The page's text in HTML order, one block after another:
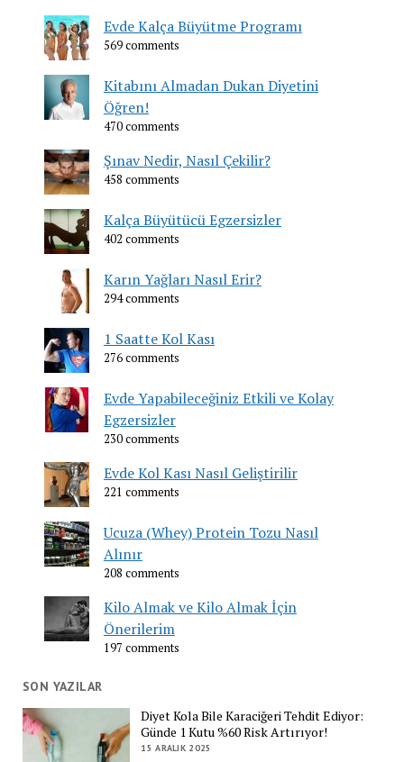
Evde Kalça Büyütme Programı
569 comments
Kitabını Almadan Dukan Diyetini
Öğren!
470 comments
Şınav Nedir, Nasıl Çekilir?
458 comments
Kalça Büyütücü Egzersizler
402 comments
Karın Yağları Nasıl Erir?
294 comments
1 Saatte Kol Kası
276 comments
Evde Yapabileceğiniz Etkili ve Kolay
Egzersizler
230 comments
Evde Kol Kası Nasıl Geliştirilir
221 comments
Ucuza (Whey) Protein Tozu Nasıl
Alınır
208 comments
Kilo Almak ve Kilo Almak İçin
Önerilerim
197 comments
SON YAZILAR
Diyet Kola Bile Karaciğeri Tehdit Ediyor:
Günde 1 Kutu %60 Risk Artırıyor!
15 ARALIK 2025